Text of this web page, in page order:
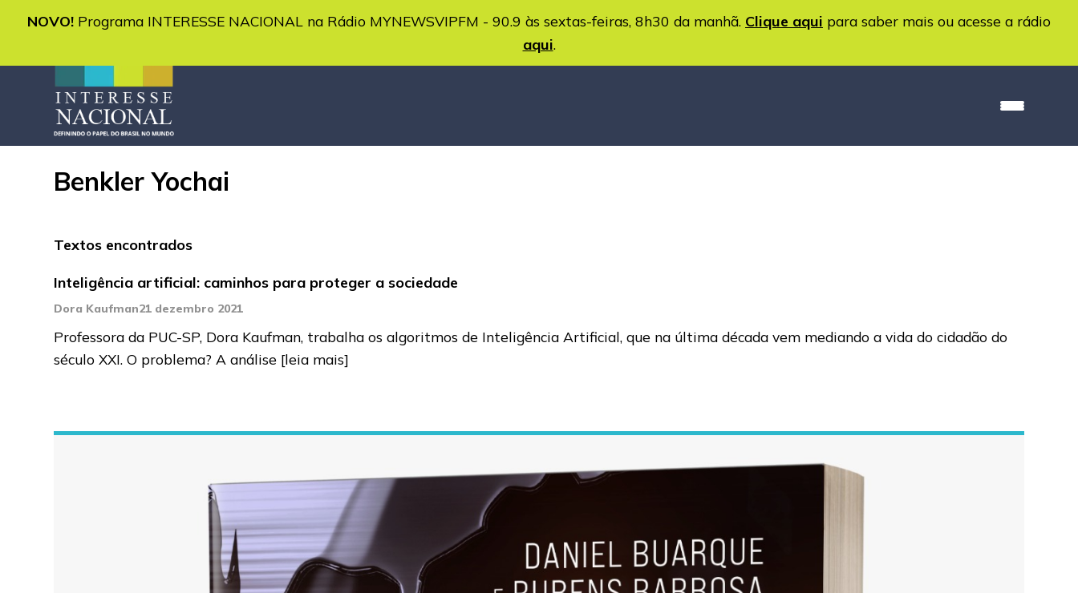
NOVO! Programa INTERESSE NACIONAL na Rádio MYNEWSVIPFM - 90.9 às sextas-feiras, 8h30 da manhã. Clique aqui para saber mais ou acesse a rádio
aqui.
Benkler Yochai
Textos encontrados
Inteligência artificial: caminhos para proteger a sociedade
Dora Kaufman21 dezembro 2021
Professora da PUC-SP, Dora Kaufman, trabalha os algoritmos de Inteligência Artificial, que na última década vem mediando a vida do cidadão do
século XXI. O problema? A análise [leia mais]